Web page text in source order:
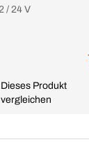
6 / 12 / 24 V
Dieses Produkt
vergleichen